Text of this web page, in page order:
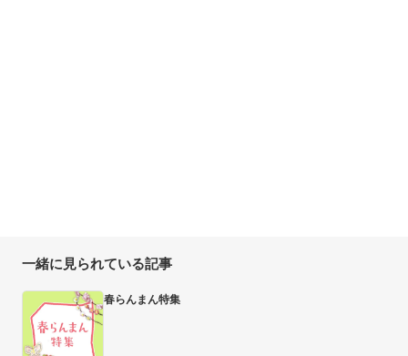
一緒に見られている記事
春らんまん特集